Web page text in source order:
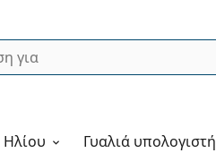
Ηλίου Γυαλιά υπολογιστή